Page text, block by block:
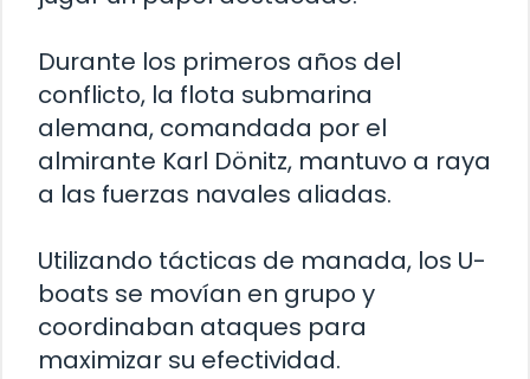
Durante los primeros años del
conflicto, la flota submarina
alemana, comandada por el
almirante Karl Dönitz, mantuvo a raya
a las fuerzas navales aliadas.
Utilizando tácticas de manada, los U-
boats se movían en grupo y
coordinaban ataques para
maximizar su efectividad.